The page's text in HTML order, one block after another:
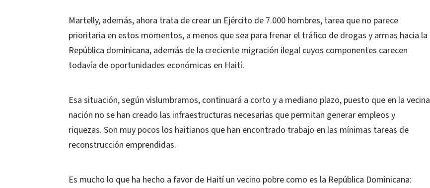
Martelly, además, ahora trata de crear un Ejército de 7.000 hombres, tarea que no parece
prioritaria en estos momentos, a menos que sea para frenar el tráfico de drogas y armas hacia la
República dominicana, además de la creciente migración ilegal cuyos componentes carecen
todavía de oportunidades económicas en Haití.
Esa situación, según vislumbramos, continuará a corto y a mediano plazo, puesto que en la vecina
nación no se han creado las infraestructuras necesarias que permitan generar empleos y
riquezas. Son muy pocos los haitianos que han encontrado trabajo en las mínimas tareas de
reconstrucción emprendidas.
Es mucho lo que ha hecho a favor de Haití un vecino pobre como es la República Dominicana: